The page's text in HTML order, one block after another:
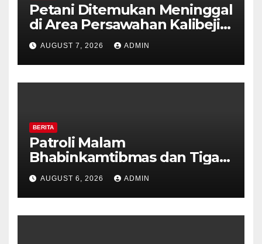
Petani Ditemukan Meninggal
di Area Persawahan Kalibeji,
Polisi Pastikan Tidak Ada
Tanda Kekerasan
AUGUST 7, 2026 ADMIN
BERITA
Patroli Malam
Bhabinkamtibmas dan Tiga
Pilar Kelurahan Ungaran
Perkuat Kamtibmas, Warga
Diajak Aktifkan Ronda
AUGUST 6, 2026 ADMIN